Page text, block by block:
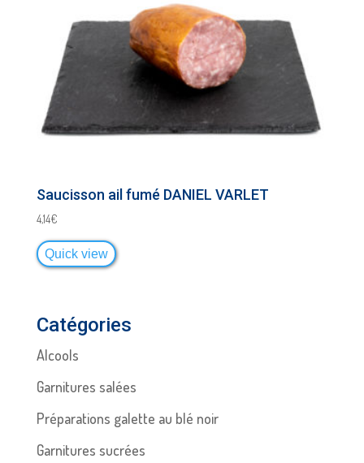
Saucisson ail fumé DANIEL VARLET
4,14€
Quick view
Catégories
Alcools
Garnitures salées
Préparations galette au blé noir
Garnitures sucrées